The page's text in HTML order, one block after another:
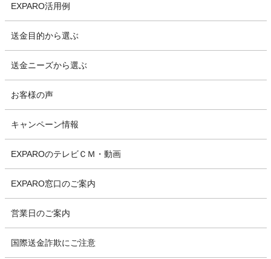
EXPARO活用例
送金目的から選ぶ
送金ニーズから選ぶ
お客様の声
キャンペーン情報
EXPAROのテレビＣＭ・動画
EXPARO窓口のご案内
営業日のご案内
国際送金詐欺にご注意